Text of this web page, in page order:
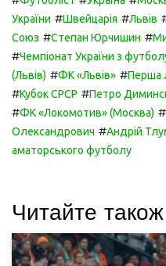
України #Швейцарія #Львів
Союз #Степан Юрчишин #
#Чемпіонат України з
(Львів) #ФК «Львів» #Перша
#Кубок СРСР #Петро
#ФК «Локомотив» (Москва) #
Олександрович #Андрій
аматорського футболу
Читайте також